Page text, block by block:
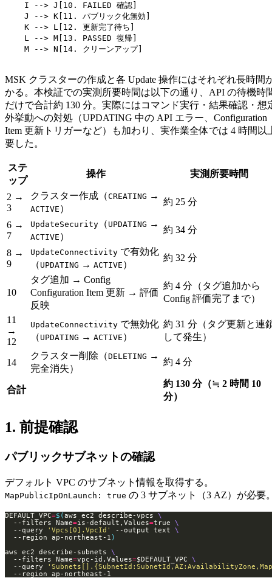
    I --> J[10. FAILED 確認]
    J --> K[11. パブリック化無効]
    K --> L[12. 更新完了待ち]
    L --> M[13. PASSED 復帰]
    M --> N[14. クリーンアップ]
MSK クラスターの作成と各 Update 操作にはそれぞれ長時間
かる。本検証での実測所要時間は以下の通り、API の待機時
だけで合計約 130 分。実際にはコマンド実行・結果確認・想
外挙動への対処（UPDATING 中の API エラー、Configuration
Item 更新トリガーなど）も加わり、実作業全体では 4 時間以
要した。
ステ
ップ
操作 実測所要時間
2 →
3
クラスター作成（CREATING →
ACTIVE ）
約 25 分
6 →
7
UpdateSecurity （ UPDATING →
ACTIVE ）
約 34 分
8 →
9
UpdateConnectivity で有効化
（ UPDATING → ACTIVE ）
約 32 分
10
タグ追加 → Config
Configuration Item 更新 → 評価
反映
約 4 分（タグ追加から
Config 評価完了まで）
11
→
12
UpdateConnectivity で無効化
（ UPDATING → ACTIVE ）
約 31 分（タグ更新と連
して発生）
14
クラスター削除（DELETING →
完全消失）
約 4 分
合計
約 130 分（≒ 2 時間 10
分）
1. 前提確認
パブリックサブネットの確認
デフォルト VPC のサブネット情報を取得する。
MapPublicIpOnLaunch: true の 3 サブネット（3 AZ）が必要
DEFAULT_VPC=$(aws ec2 describe-vpcs
  --filters Name
=is-default,Values=true
  --query
'Vpcs[0].VpcId' --output text
  --region ap-northeast-1
)
aws ec2 describe-subnets
  --filters Name
=vpc-id,Values=$DEFAULT_VPC
  --query
  --region ap-northeast-1